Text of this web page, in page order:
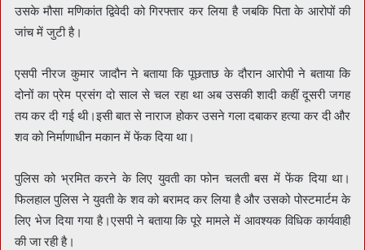
उसके मौसा मणिकांत द्विवेदी को गिरफ्तार कर लिया है जबकि पिता के आरोपों की
जांच में जुटी है।
एसपी नीरज कुमार जादौन ने बताया कि पूछताछ के दौरान आरोपी ने बताया कि
दोनों का प्रेम प्रसंग दो साल से चल रहा था अब उसकी शादी कहीं दूसरी जगह
तय कर दी गई थी।इसी बात से नाराज होकर उसने गला दबाकर हत्या कर दी और
शव को निर्माणाधीन मकान में फेंक दिया था।
पुलिस को भ्रमित करने के लिए युवती का फोन चलती बस में फेंक दिया था।
फिलहाल पुलिस ने युवती के शव को बरामद कर लिया है और उसको पोस्टमार्टम के
लिए भेज दिया गया है।एसपी ने बताया कि पूरे मामले में आवश्यक विधिक कार्यवाही
की जा रही है।